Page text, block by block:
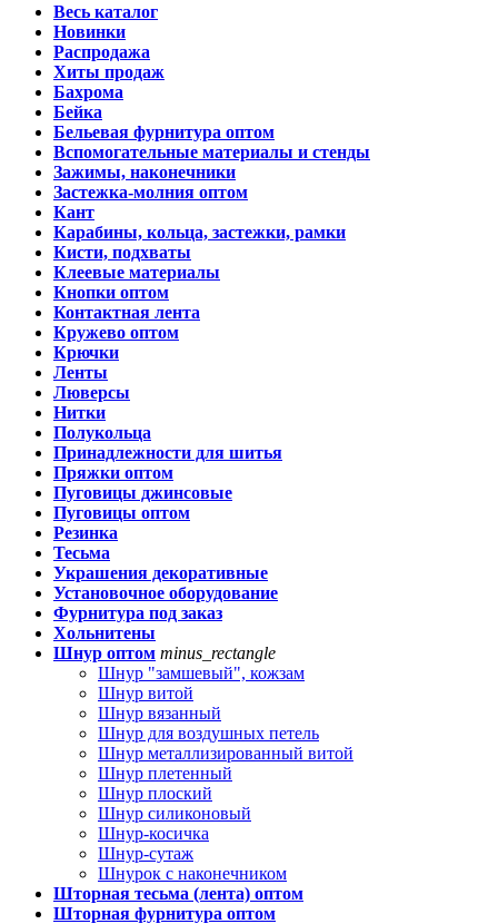
Весь каталог
Новинки
Распродажа
Хиты продаж
Бахрома
Бейка
Бельевая фурнитура оптом
Вспомогательные материалы и стенды
Зажимы, наконечники
Застежка-молния оптом
Кант
Карабины, кольца, застежки, рамки
Кисти, подхваты
Клеевые материалы
Кнопки оптом
Контактная лента
Кружево оптом
Крючки
Ленты
Люверсы
Нитки
Полукольца
Принадлежности для шитья
Пряжки оптом
Пуговицы джинсовые
Пуговицы оптом
Резинка
Тесьма
Украшения декоративные
Установочное оборудование
Фурнитура под заказ
Хольнитены
Шнур оптом minus_rectangle
Шнур "замшевый", кожзам
Шнур витой
Шнур вязанный
Шнур для воздушных петель
Шнур металлизированный витой
Шнур плетенный
Шнур плоский
Шнур силиконовый
Шнур-косичка
Шнур-сутаж
Шнурок с наконечником
Шторная тесьма (лента) оптом
Шторная фурнитура оптом